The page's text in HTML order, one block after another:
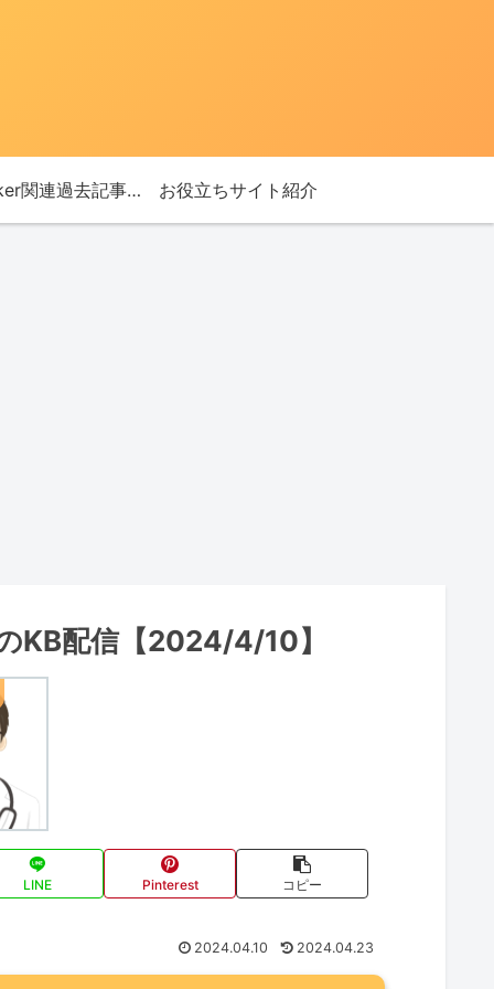
Bitlocker関連過去記事リンク お役立ちサイト紹介
KB配信【2024/4/10】
LINE Pinterest コピー
2024.04.10 2024.04.23